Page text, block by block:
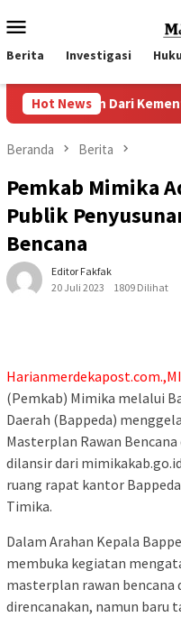
ke
kontenMobile
Berita Investigasi
Hot News
Dari Kementerian
Beranda Berita
Pemkab Mimika
Publik
Bencana
Editor Fakfak
20 Juli 2023
1809 Dilihat
(Pemkab) Mimika melalui
Daerah (Bappeda)
Masterplan Rawan
dilansir dari
ruang rapat kantor
Timika.
Dalam Arahan Kepala
membuka kegiatan
masterplan rawan bencana
direncanakan, namun baru